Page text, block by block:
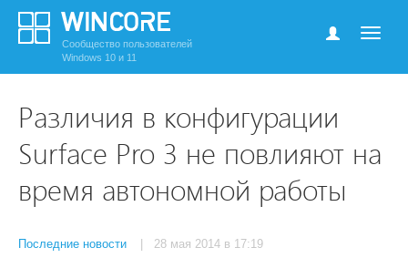
Сообщество пользователей
Windows 10 и 11
Различия в конфигурации
Surface Pro 3 не повлияют на
время автономной работы
Последние новости | 28 мая 2014 в 17:19